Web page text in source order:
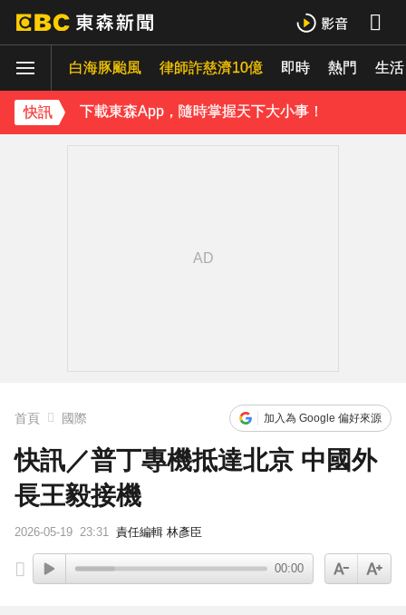
白海豚颱風 律師詐慈濟10億 即時 熱門 生活
快訊
下載東森App，隨時掌握天下大小事！
《理財達人秀》X 安聯投信免費講座報名中！搶先卡位 2027
下載東森App，隨時掌握天下大小事！
首頁 國際 加入為 Google 偏好來源
快訊／普丁專機抵達北京 中國外
長王毅接機
2026-05-19 23:31 責任編輯 林彥臣
00:00